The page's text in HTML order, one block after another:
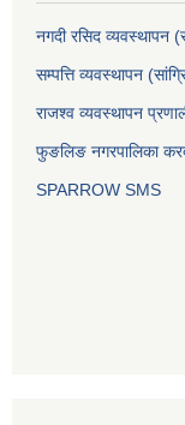
नगदी रसिद व्यवस्थापन
सम्पत्ति व्यवस्थापन
राजश्व व्यवस्थापन
फुङलिङ नगरपालिका
SPARROW SMS